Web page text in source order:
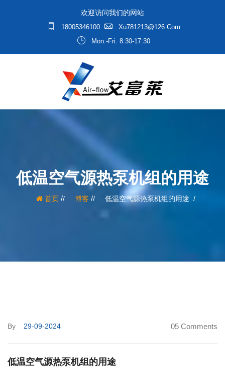
欢迎访问我们的网站
18005346100
Xu781213@126.com
Mon.-Fri. 8:30-17:30
低温空气源热泵机组的用途
首页/ 博客 / 低温空气源热泵机组的用途
By 29-09-2024 05 Comments
低温空气源热泵机组的用途